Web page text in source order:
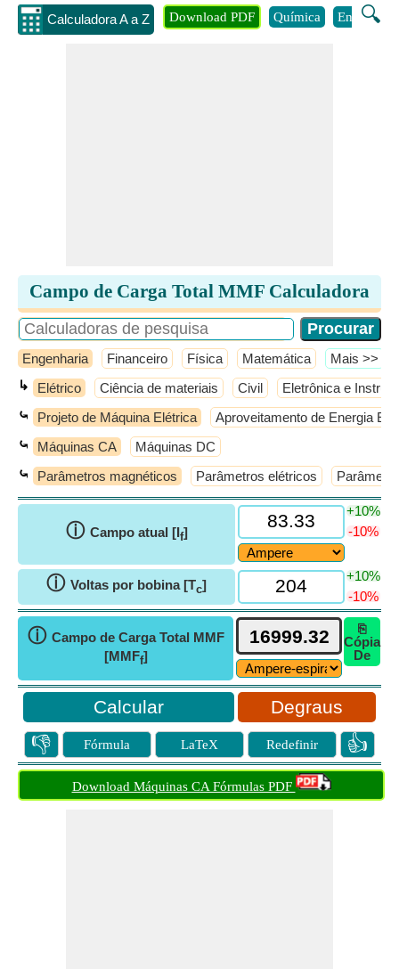
Calculadora A a Z 🔍
Download PDF Química
Campo de Carga Total MMF Calculadora
Engenharia Financeiro Física Matemática ​Mais >>
↳ Elétrico Ciência de materiais Civil Eletrônica e
⤿ Projeto de Máquina Elétrica Aproveitamento de Energia
⤿ Máquinas CA Máquinas DC
⤿ Parâmetros magnéticos Parâmetros elétricos
ⓘ Campo atual [If]
+10%
-10%
ⓘ Voltas por bobina [Tc]
+10%
-10%
ⓘ Campo de Carga Total MMF
[MMFf]
⎘
Cópia
De
Degraus
👎 Fórmula LaTeX Redefinir 👍
Download Máquinas CA Fórmulas PDF